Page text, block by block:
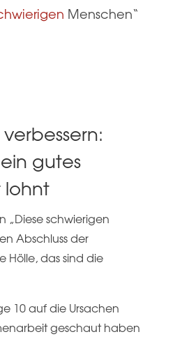
Menschen“
gutes
lohnt
„Diese schwierigen
Abschluss der
Hölle, das sind die
10 auf die Ursachen
geschaut haben